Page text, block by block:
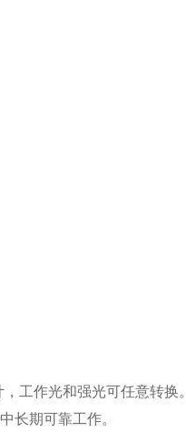
工作光和强光可任意转换。
长期可靠工作。